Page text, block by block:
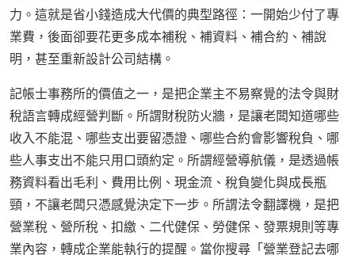
力。這就是省小錢造成大代價的典型路徑：一開始少付了專
業費，後面卻要花更多成本補稅、補資料、補合約、補說
明，甚至重新設計公司結構。
記帳士事務所的價值之一，是把企業主不易察覺的法令與財
稅語言轉成經營判斷。所謂財稅防火牆，是讓老闆知道哪些
收入不能混、哪些支出要留憑證、哪些合約會影響稅負、哪
些人事支出不能只用口頭約定。所謂經營導航儀，是透過帳
務資料看出毛利、費用比例、現金流、稅負變化與成長瓶
頸，不讓老闆只憑感覺決定下一步。所謂法令翻譯機，是把
營業稅、營所稅、扣繳、二代健保、勞健保、發票規則等專
業內容，轉成企業能執行的提醒。當你搜尋「營業登記去哪